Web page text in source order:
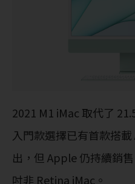
2021 M1 iMac 取代了
入門款選擇已有首款搭
出，但 Apple 仍持續銷
吋非 Retina iMac。